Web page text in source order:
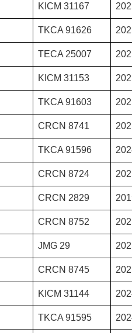
KICM 31167
TKCA 91626
TECA 25007
KICM 31153
TKCA 91603
CRCN 8741
TKCA 91596
CRCN 8724
CRCN 2829
CRCN 8752
JMG 29
CRCN 8745
KICM 31144
TKCA 91595